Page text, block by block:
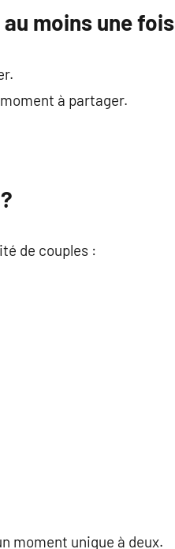
moins une fois
à partager.
de couples :
moment unique à deux.